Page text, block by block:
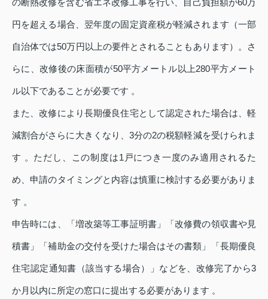
の断熱改修を含む省エネ改修工事を行い、自己負担額が60万
円を超える場合、翌年度の固定資産税が軽減されます（一部
自治体では50万円以上の要件とされることもあります）。さ
らに、改修後の床面積が50平方メートル以上280平方メート
ル以下であることが必要です 。
また、改修により長期優良住宅として認定された場合は、軽
減割合がさらに大きくなり、3分の2の税額軽減を受けられま
す 。ただし、この制度は1戸につき一度のみ適用されるた
め、申請のタイミングと内容は慎重に検討する必要がありま
す 。
申告時には、「増改築等工事証明書」「改修費の領収書や見
積書」「補助金の交付を受けた場合はその書類」「長期優良
住宅認定通知書（該当する場合）」などを、改修完了から3
か月以内に所定の窓口に提出する必要があります 。